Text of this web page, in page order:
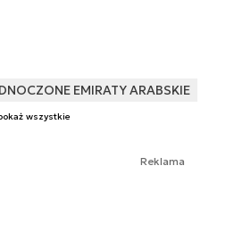
EMIRATY ARABSKIE
wszystkie
Reklama